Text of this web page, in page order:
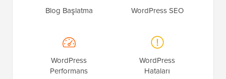
Blog Başlatma WordPress SEO
WordPress
Performans
WordPress
Hataları